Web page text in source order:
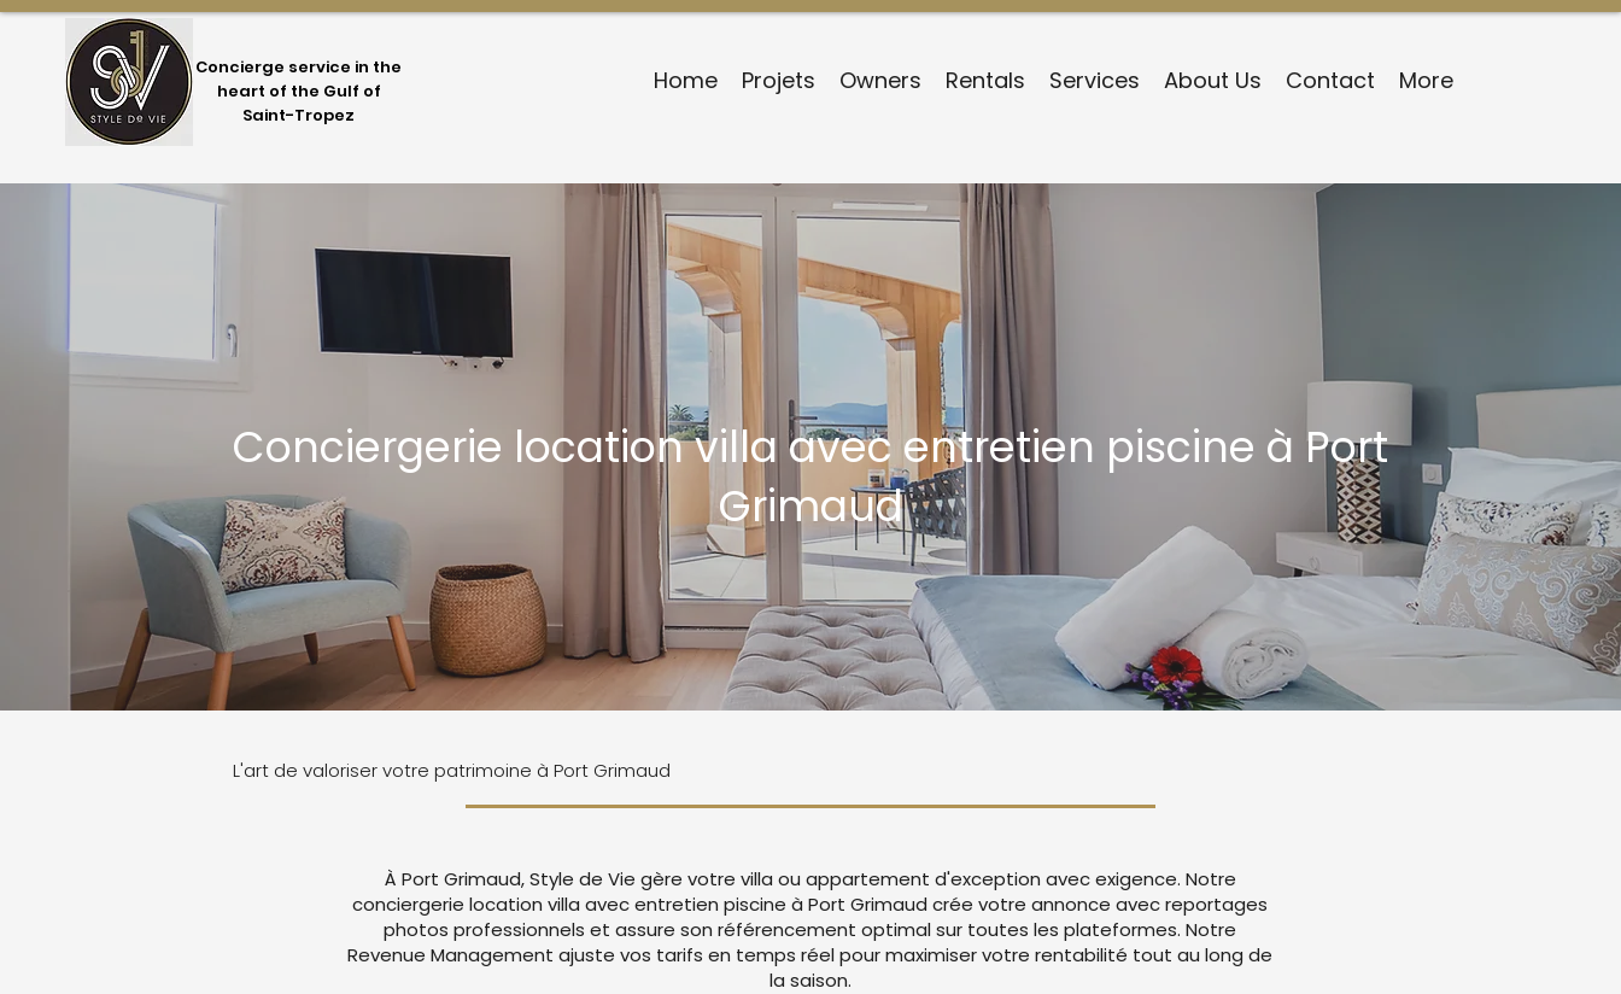
Concierge service in the
heart of the Gulf of
Saint-Tropez
Home Projets Owners Rentals Services About Us Contact More
Conciergerie location villa avec entretien piscine à Port
Grimaud
L'art de valoriser votre patrimoine à Port Grimaud
À Port Grimaud, Style de Vie gère votre villa ou appartement d'exception avec exigence. Notre
conciergerie location villa avec entretien piscine à Port Grimaud crée votre annonce avec reportages
photos professionnels et assure son référencement optimal sur toutes les plateformes. Notre
Revenue Management ajuste vos tarifs en temps réel pour maximiser votre rentabilité tout au long de
la saison.